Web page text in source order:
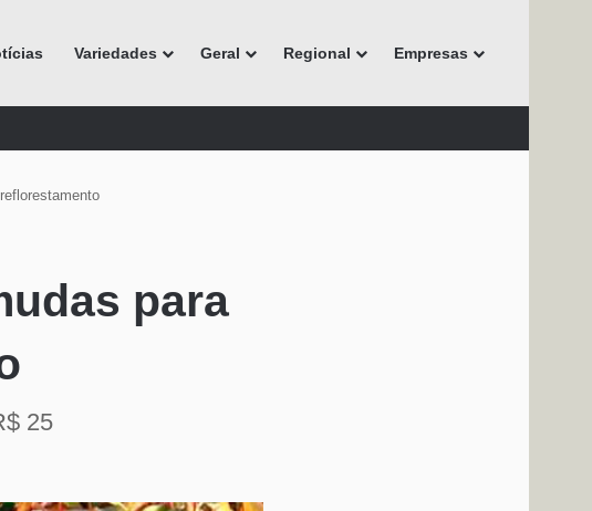
Variedades Geral Regional Empresas
para
25